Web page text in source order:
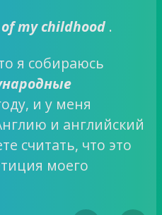
my childhood .
я собираюсь
и у меня
и английский
считать, что это
моего